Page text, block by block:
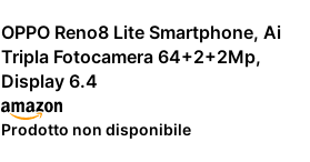
OPPO Reno8 Lite Smartphone, Ai
Tripla Fotocamera 64+2+2Mp,
Display 6.4
Prodotto non disponibile